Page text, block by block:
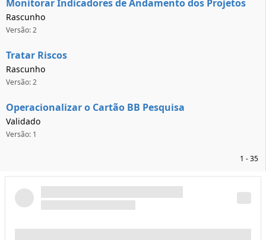
Monitorar Indicadores de Andamento dos Projetos
Rascunho
Versão: 2
Tratar Riscos
Rascunho
Versão: 2
Operacionalizar o Cartão BB Pesquisa
Validado
Versão: 1
1 - 35